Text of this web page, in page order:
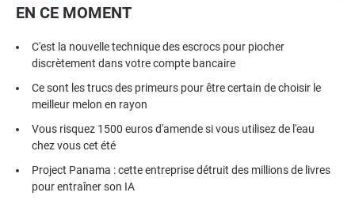
EN CE MOMENT
C'est la nouvelle technique des escrocs pour piocher
discrètement dans votre compte bancaire
Ce sont les trucs des primeurs pour être certain de choisir le
meilleur melon en rayon
Vous risquez 1500 euros d'amende si vous utilisez de l'eau
chez vous cet été
Project Panama : cette entreprise détruit des millions de livres
pour entraîner son IA